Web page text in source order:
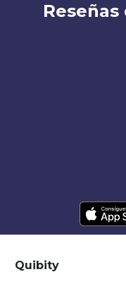
Reseñas
Quibity